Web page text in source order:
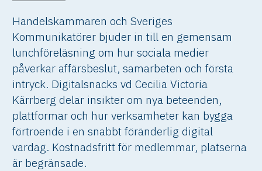
Handelskammaren och Sveriges
Kommunikatörer bjuder in till en gemensam
lunchföreläsning om hur sociala medier
påverkar affärsbeslut, samarbeten och första
intryck. Digitalsnacks vd Cecilia Victoria
Kärrberg delar insikter om nya beteenden,
plattformar och hur verksamheter kan bygga
förtroende i en snabbt föränderlig digital
vardag. Kostnadsfritt för medlemmar, platserna
är begränsade.